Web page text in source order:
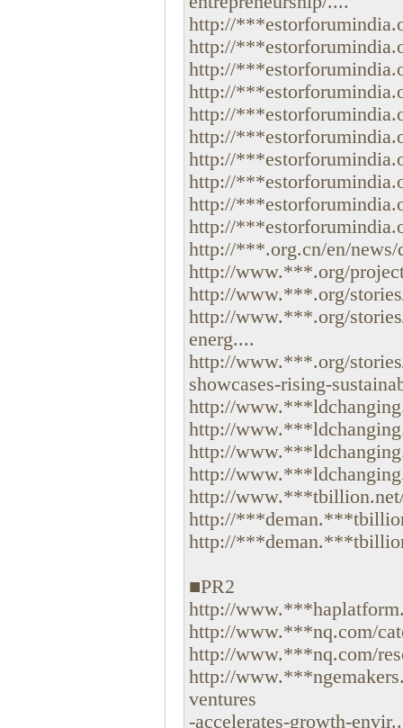
http://
http://
http://
http://
http://
http://
http://
http://
http://
http://
http://***.org.cn/en/news/
http://www.***.org/
http://www.***.org/
http://www.***.org/
energ....
http://www.***.org/
showcases-rising-
http://
http://
http://
http://
http://
http://
http://
■PR2
http://
http://www.***nq.com/
http://www.***nq.com/
http://
ventures
-accelerates-growth-